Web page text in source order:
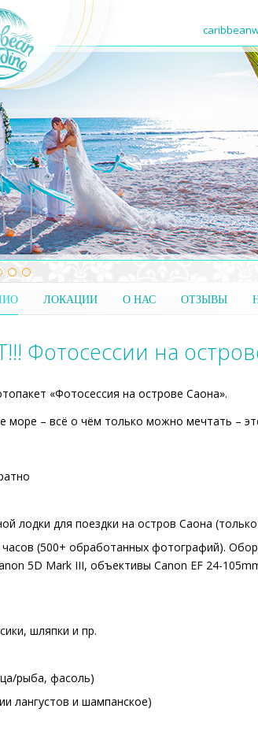
ЛОКАЦИИ О НАС ОТЗЫВЫ
Фотосессии на
«Фотосессия на острове Саона».
море – всё о чём только можно мечтать –
лодки для поездки на остров Саона
(500+ обработанных фотографий).
5D Mark III, объективы Canon EF 24-
шляпки и пр.
рыба, фасоль)
лангустов и шампанское)